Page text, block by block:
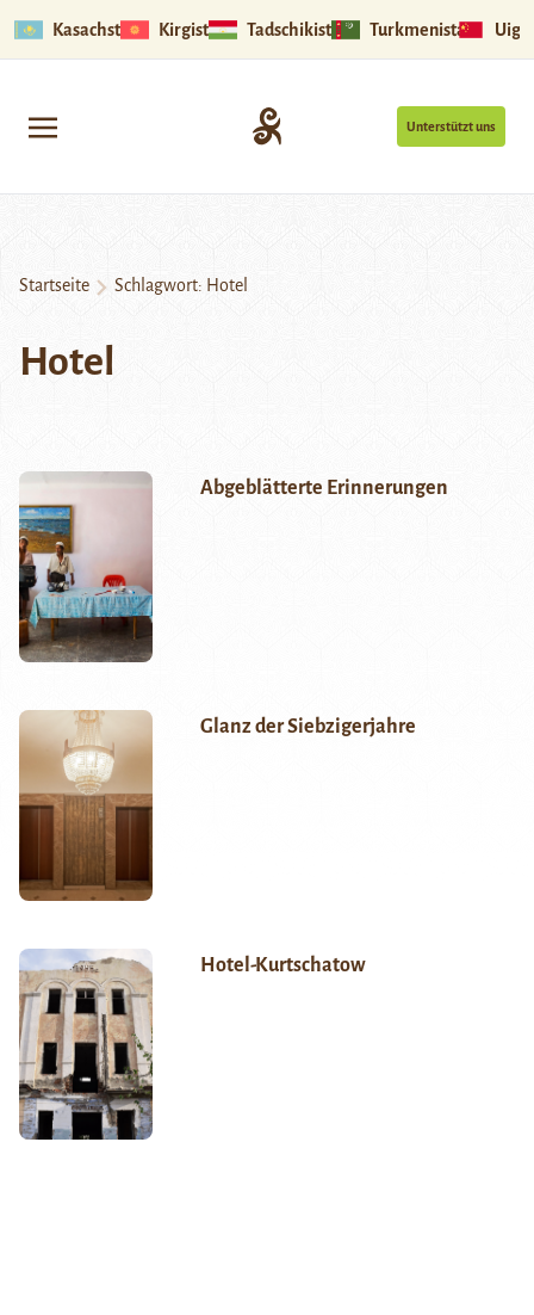
Kasachstan Kirgistan Tadschikistan Turkmenistan
Unterstützt uns
Startseite Schlagwort: Hotel
Hotel
Abgeblätterte Erinnerungen
Glanz der Siebzigerjahre
Hotel-Kurtschatow